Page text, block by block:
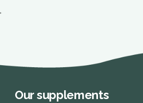
'
Our supplements